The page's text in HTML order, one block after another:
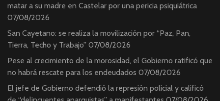
matar a su madre en Castelar por una pericia psiquiátrica
07/08/2026
San Cayetano: se realiza la movilización por “Paz, Pan,
Tierra, Techo y Trabajo” 07/08/2026
Pese al crecimiento de la morosidad, el Gobierno ratificó que
no habrá rescate para los endeudados 07/08/2026
El jefe de Gobierno defendió la represión policial y calificó